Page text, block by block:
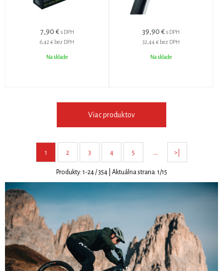
7,90 € s DPH
6,42 € bez DPH
Na sklade
39,90 € s DPH
32,44 € bez DPH
Na sklade
Viac produktov
1 2 3 4 5 … >|
Produkty: 1 -24/354| Aktuálna strana: 1/15